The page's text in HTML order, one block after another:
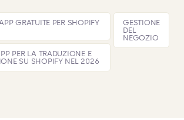
GRATUITE PER SHOPIFY
PER LA TRADUZIONE E
SU SHOPIFY NEL 2026
GESTIONE
DEL
NEGOZIO